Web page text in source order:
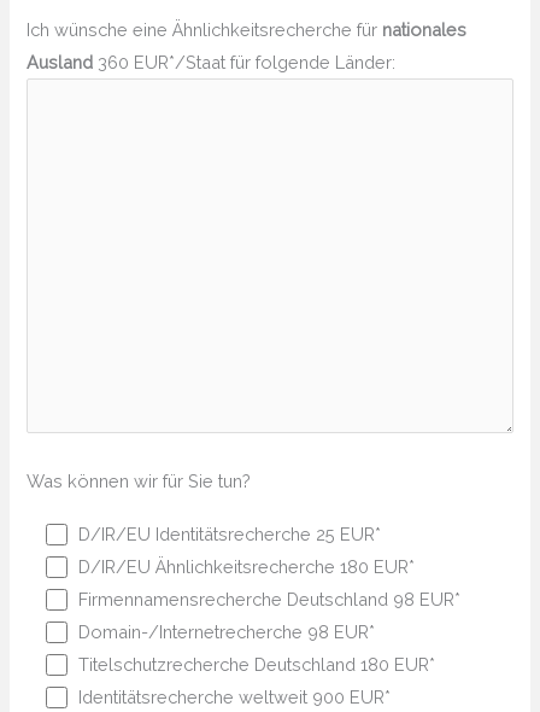
Ich wünsche eine Ähnlichkeitsrecherche für nationales
Ausland 360 EUR*/Staat für folgende Länder:
Was können wir für Sie tun?
D/IR/EU Identitätsrecherche 25 EUR*
D/IR/EU Ähnlichkeitsrecherche 180 EUR*
Firmennamensrecherche Deutschland 98 EUR*
Domain-/Internetrecherche 98 EUR*
Titelschutzrecherche Deutschland 180 EUR*
Identitätsrecherche weltweit 900 EUR*